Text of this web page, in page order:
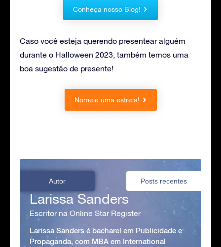
Conheça nosso Blog!
Caso você esteja querendo presentear alguém
durante o Halloween 2023, também temos uma
boa sugestão de presente!
Nomeie uma estrela!
Autor Posts recentes
Larissa Sanders
Escritor na Online Star Register
Larissa Sanders é bacharel em Publicidade e
Propaganda, com MBA em International